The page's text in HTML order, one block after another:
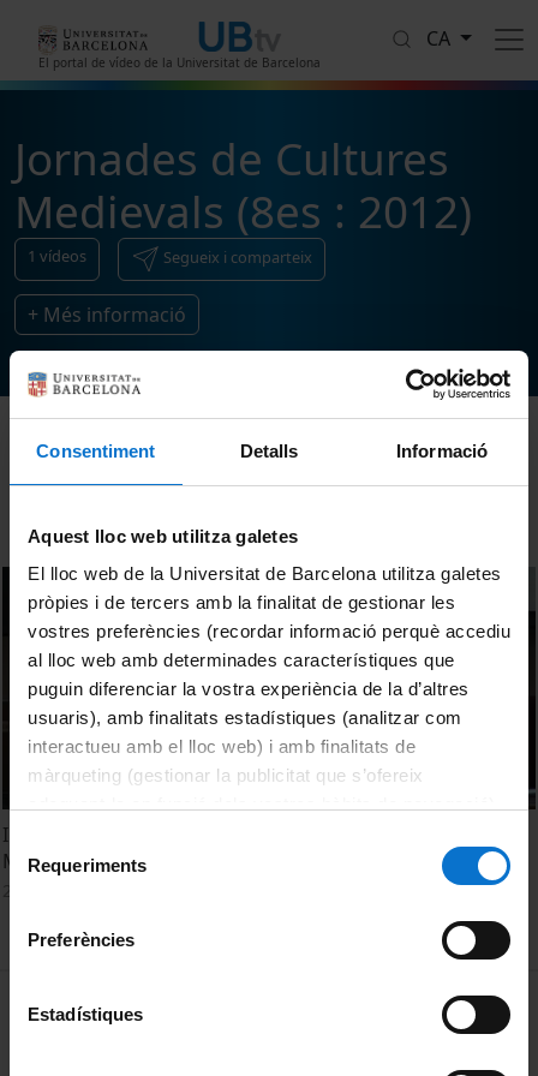
Consentiment Detalls Informació
Aquest lloc web utilitza galetes
El lloc web de la Universitat de Barcelona utilitza galetes
pròpies i de tercers amb la finalitat de gestionar les
vostres preferències (recordar informació perquè accediu
al lloc web amb determinades característiques que
puguin diferenciar la vostra experiència de la d’altres
usuaris), amb finalitats estadístiques (analitzar com
interactueu amb el lloc web) i amb finalitats de
màrqueting (gestionar la publicitat que s’ofereix
consultar laPolítica de galetes del lloc web de la
de Requeriments
Preferències
Estadístiques
El portal de vídeo de la Universitat de Barcelona
CA
Jornades de Cultures
Medievals (8es : 2012)
1 vídeos Segueix i comparteix
+ Més informació
Inauguració del curs 2012-13 del Màster en Cultures
Medievals
MENÚ PEU 1